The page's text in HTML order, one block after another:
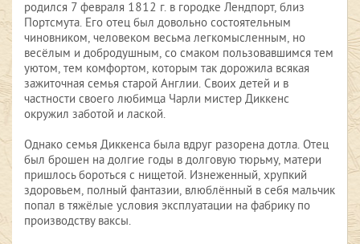
родился 7 февраля 1812 г. в городке Лендпорт, близ
Портсмута. Его отец был довольно состоятельным
чиновником, человеком весьма легкомысленным, но
весёлым и добродушным, со смаком пользовавшимся тем
уютом, тем комфортом, которым так дорожила всякая
зажиточная семья старой Англии. Своих детей и в
частности своего любимца Чарли мистер Диккенс
окружил заботой и лаской.
Однако семья Диккенса была вдруг разорена дотла. Отец
был брошен на долгие годы в долговую тюрьму, матери
пришлось бороться с нищетой. Изнеженный, хрупкий
здоровьем, полный фантазии, влюблённый в себя мальчик
попал в тяжёлые условия эксплуатации на фабрику по
производству ваксы.